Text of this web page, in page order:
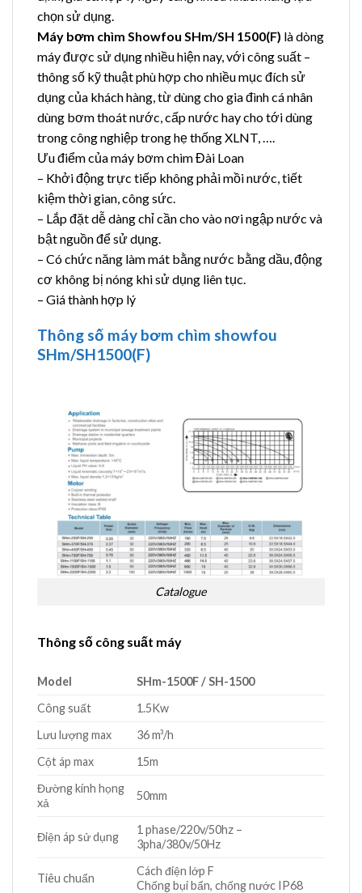
chọn sử dụng.
Máy bơm chìm Showfou SHm/SH 1500(F) là dòng
máy được sử dụng nhiều hiện nay, với công suất –
thông số kỹ thuật phù hợp cho nhiều mục đích sử
dụng của khách hàng, từ dùng cho gia đình cá nhân
dùng bơm thoát nước, cấp nước hay cho tới dùng
trong công nghiệp trong hẹ thống XLNT, ….
Ưu điểm của máy bơm chìm Đài Loan
– Khởi động trực tiếp không phải mồi nước, tiết
kiệm thời gian, công sức.
– Lắp đặt dễ dàng chỉ cần cho vào nơi ngập nước và
bật nguồn để sử dụng.
– Có chức năng làm mát bằng nước bằng dầu, động
cơ không bị nóng khi sử dụng liên tục.
– Giá thành hợp lý
Thông số máy bơm chìm showfou
SHm/SH1500(F)
Catalogue
Thông số công suất máy
Model
SHm-1500F / SH-1500
Công suất
1.5Kw
Lưu lượng max
36 m³/h
Cột áp max
15m
Đường kính họng
xả
50mm
Điện áp sử dụng
1 phase/220v/50hz –
3pha/380v/50Hz
Tiêu chuẩn
Cách điện lớp F
Chống bụi bẩn, chống nước IP68